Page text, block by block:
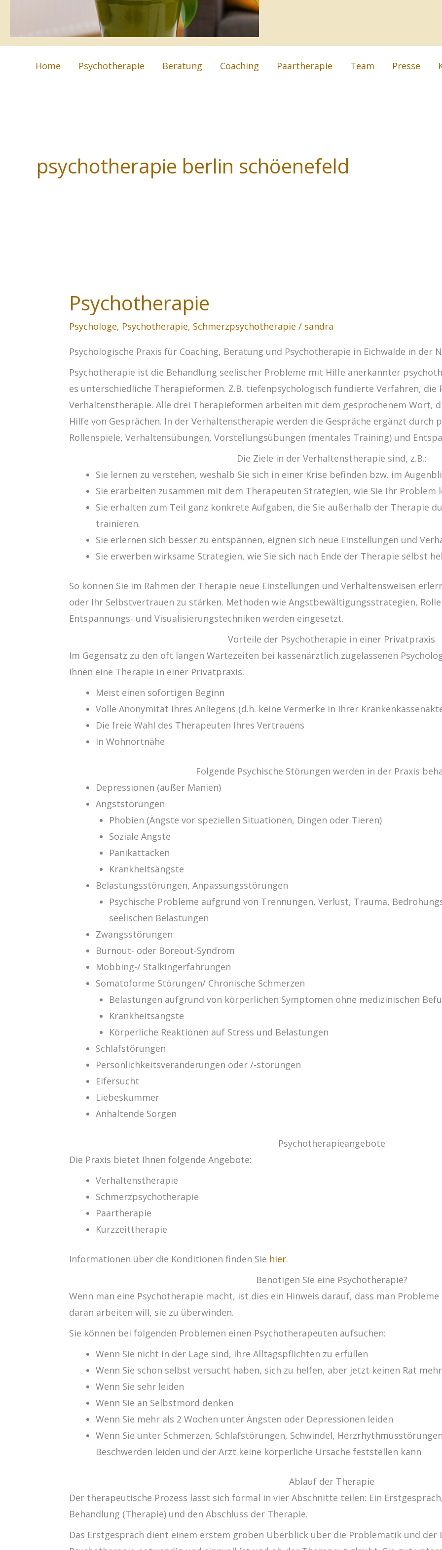
Home Psychotherapie Beratung Coaching Paartherapie Team Presse
psychotherapie berlin schöenefeld
Psychotherapie
Psychologe, Psychotherapie, Schmerzpsychotherapie / sandra
Psychologische Praxis für Coaching, Beratung und Psychotherapie in Eichwalde in der
Psychotherapie ist die Behandlung seelischer Probleme mit Hilfe anerkannter
es unterschiedliche Therapieformen. Z.B. tiefenpsychologisch fundierte Verfahren, die
Verhaltenstherapie. Alle drei Therapieformen arbeiten mit dem gesprochenem Wort,
Hilfe von Gesprächen. In der Verhaltenstherapie werden die Gespräche ergänzt durch
Rollenspiele, Verhaltensübungen, Vorstellungsübungen (mentales Training) und
Die Ziele in der Verhaltenstherapie sind, z.B.:
Sie lernen zu verstehen, weshalb Sie sich in einer Krise befinden bzw. im
Sie erarbeiten zusammen mit dem Therapeuten Strategien, wie Sie Ihr Problem
Sie erhalten zum Teil ganz konkrete Aufgaben, die Sie außerhalb der Therapie
trainieren.
Sie erlernen sich besser zu entspannen, eignen sich neue Einstellungen und
Sie erwerben wirksame Strategien, wie Sie sich nach Ende der Therapie selbst
So können Sie im Rahmen der Therapie neue Einstellungen und Verhaltensweisen
oder Ihr Selbstvertrauen zu stärken. Methoden wie Angstbewältigungsstrategien,
Entspannungs- und Visualisierungstechniken werden eingesetzt.
Vorteile der Psychotherapie in einer Privatpraxis
Im Gegensatz zu den oft langen Wartezeiten bei kassenärztlich zugelassenen
Ihnen eine Therapie in einer Privatpraxis:
Meist einen sofortigen Beginn
Volle Anonymität Ihres Anliegens (d.h. keine Vermerke in Ihrer
Die freie Wahl des Therapeuten Ihres Vertrauens
In Wohnortnähe
Folgende Psychische Störungen werden in der Praxis
Depressionen (außer Manien)
Angststörungen
Phobien (Ängste vor speziellen Situationen, Dingen oder Tieren)
Soziale Ängste
Panikattacken
Krankheitsängste
Belastungsstörungen, Anpassungsstörungen
Psychische Probleme aufgrund von Trennungen, Verlust, Trauma,
seelischen Belastungen
Zwangsstörungen
Burnout- oder Boreout-Syndrom
Mobbing-/ Stalkingerfahrungen
Somatoforme Störungen/ Chronische Schmerzen
Belastungen aufgrund von körperlichen Symptomen ohne medizinischen
Krankheitsängste
Körperliche Reaktionen auf Stress und Belastungen
Schlafstörungen
Persönlichkeitsveränderungen oder /-störungen
Eifersucht
Liebeskummer
Anhaltende Sorgen
Psychotherapieangebote
Die Praxis bietet Ihnen folgende Angebote:
Verhaltenstherapie
Schmerzpsychotherapie
Paartherapie
Kurzzeittherapie
Informationen über die Konditionen finden Sie hier.
Benötigen Sie eine Psychotherapie?
Wenn man eine Psychotherapie macht, ist dies ein Hinweis darauf, dass man
daran arbeiten will, sie zu überwinden.
Sie können bei folgenden Problemen einen Psychotherapeuten aufsuchen:
Wenn Sie nicht in der Lage sind, Ihre Alltagspflichten zu erfüllen
Wenn Sie schon selbst versucht haben, sich zu helfen, aber jetzt keinen Rat
Wenn Sie sehr leiden
Wenn Sie an Selbstmord denken
Wenn Sie mehr als 2 Wochen unter Ängsten oder Depressionen leiden
Wenn Sie unter Schmerzen, Schlafstörungen, Schwindel,
Beschwerden leiden und der Arzt keine körperliche Ursache feststellen kann
Ablauf der Therapie
Der therapeutische Prozess lässt sich formal in vier Abschnitte teilen: Ein
Behandlung (Therapie) und den Abschluss der Therapie.
Das Erstgespräch dient einem erstem groben Überblick über die Problematik und der